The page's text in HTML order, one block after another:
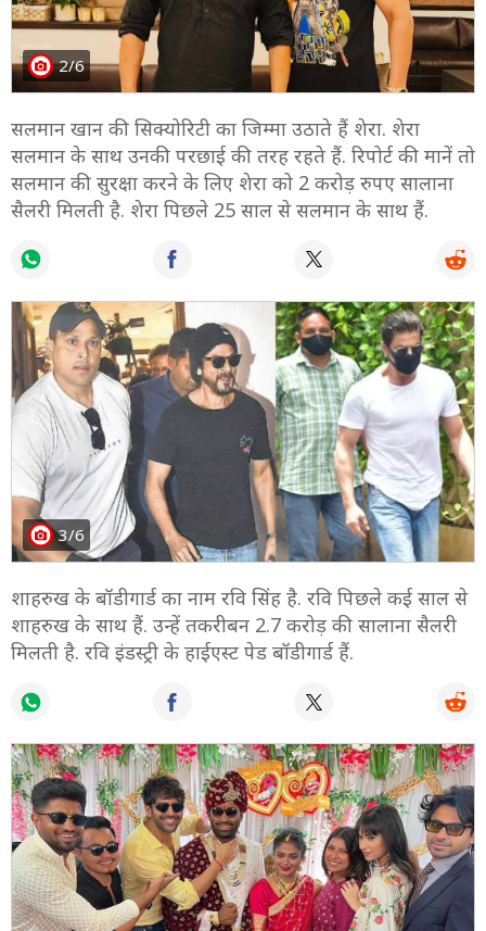
2/6
सलमान खान की सिक्योरिटी का जिम्मा उठाते हैं शेरा. शेरा
सलमान के साथ उनकी परछाई की तरह रहते हैं. रिपोर्ट की मानें तो
सलमान की सुरक्षा करने के लिए शेरा को 2 करोड़ रुपए सालाना
सैलरी मिलती है. शेरा पिछले 25 साल से सलमान के साथ हैं.
3/6
शाहरुख के बॉडीगार्ड का नाम रवि सिंह है. रवि पिछले कई साल से
शाहरुख के साथ हैं. उन्हें तकरीबन 2.7 करोड़ की सालाना सैलरी
मिलती है. रवि इंडस्ट्री के हाईएस्ट पेड बॉडीगार्ड हैं.